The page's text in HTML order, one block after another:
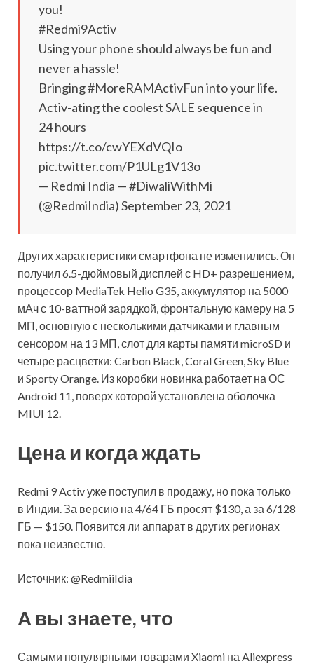
you!
#Redmi9Activ
Using your phone should always be fun and
never a hassle!
Bringing #MoreRAMActivFun into your life.
Activ-ating the coolest SALE sequence in
24 hours
https://t.co/cwYEXdVQIo
pic.twitter.com/P1ULg1V13o
— Redmi India — #DiwaliWithMi
(@RedmiIndia) September 23, 2021
Других характеристики смартфона не изменились. Он
получил 6.5-дюймовый дисплей с HD+ разрешением,
процессор MediaTek Helio G35, аккумулятор на 5000
мАч с 10-ваттной зарядкой, фронтальную камеру на 5
МП, основную с несколькими датчиками и главным
сенсором на 13 МП, слот для карты памяти microSD и
четыре расцветки: Carbon Black, Coral Green, Sky Blue
и Sporty Orange. Из коробки новинка работает на ОС
Android 11, поверх которой установлена оболочка
MIUI 12.
Цена и когда ждать
Redmi 9 Activ уже поступил в продажу, но пока только
в Индии. За версию на 4/64 ГБ просят $130, а за 6/128
ГБ — $150. Появится ли аппарат в других регионах
пока неизвестно.
Источник: @RedmiiIdia
А вы знаете, что
Самыми популярными товарами Xiaomi на Aliexpress